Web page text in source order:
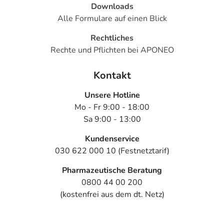
Downloads
Alle Formulare auf einen Blick
Rechtliches
Rechte und Pflichten bei APONEO
Kontakt
Unsere Hotline
Mo - Fr 9:00 - 18:00
Sa 9:00 - 13:00
Kundenservice
030 622 000 10 (Festnetztarif)
Pharmazeutische Beratung
0800 44 00 200
(kostenfrei aus dem dt. Netz)